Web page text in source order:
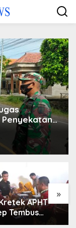
Penyekatan
»
APHT
Tembus